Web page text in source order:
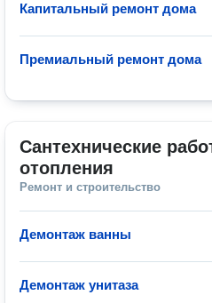
Капитальный ремонт дома
Премиальный ремонт дома
Сантехнические
отопления
Ремонт и строительство
Демонтаж ванны
Демонтаж унитаза